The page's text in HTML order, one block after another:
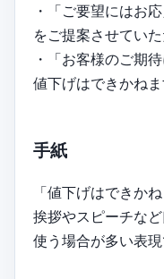
・「ご要望にはお
をご提案させていた
・「お客様のご期
値下げはできかねま
手紙
「値下げはできか
挨拶やスピーチな
使う場合が多い表現